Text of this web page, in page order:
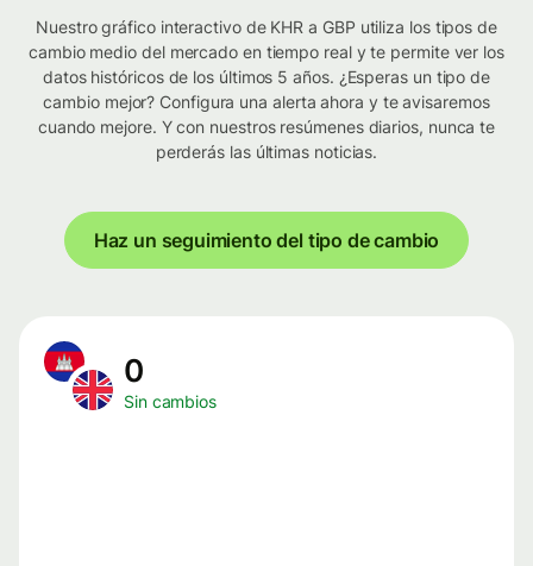
Nuestro gráfico interactivo de KHR a GBP utiliza los tipos de
cambio medio del mercado en tiempo real y te permite ver los
datos históricos de los últimos 5 años. ¿Esperas un tipo de
cambio mejor? Configura una alerta ahora y te avisaremos
cuando mejore. Y con nuestros resúmenes diarios, nunca te
perderás las últimas noticias.
Haz un seguimiento del tipo de cambio
0
Sin cambios